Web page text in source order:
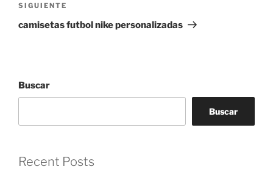
Siguiente
entrada
SIGUIENTE
camisetas futbol nike personalizadas
Buscar
Buscar
Recent Posts